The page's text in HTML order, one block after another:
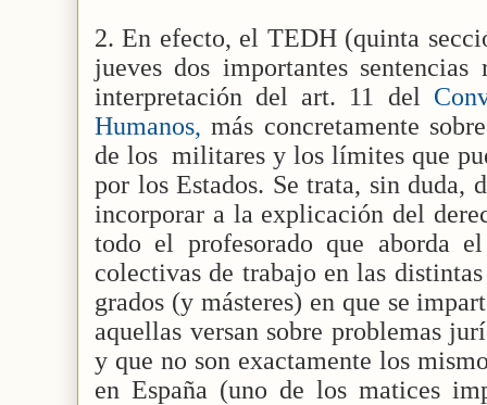
2. En efecto, el TEDH (quinta
jueves dos importantes
interpretación del art. 11 del
Humanos, más concretamente
de los militares y los límites que
por los Estados. Se trata, sin duda,
incorporar a la explicación del
todo el profesorado que aborda
colectivas de trabajo en las
grados (y másteres) en que se
aquellas versan sobre problemas
y que no son exactamente los
en España (uno de los matices